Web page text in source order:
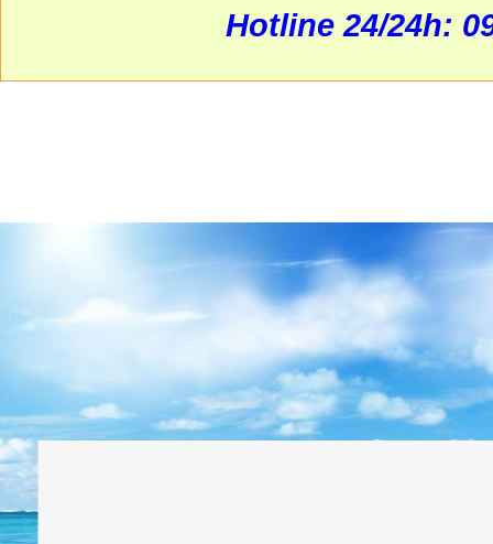
Hotline 24/24h: